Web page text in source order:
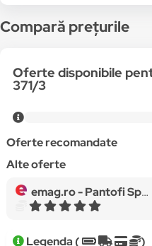
Compară prețurile
Oferte disponibile
371/3
Oferte recomandate
Alte oferte
emag.ro -Pantofi Sport adidas superstar bold w, 37 1/3 EU, Alb
Legenda ( )